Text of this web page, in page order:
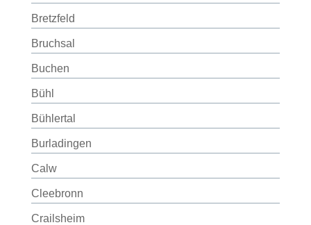
Bretzfeld
Bruchsal
Buchen
Bühl
Bühlertal
Burladingen
Calw
Cleebronn
Crailsheim